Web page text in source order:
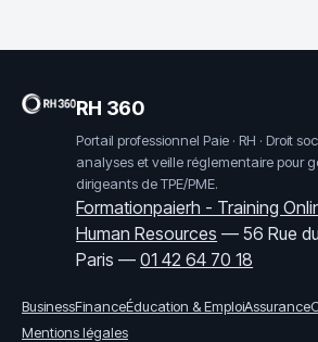
RH 360
Portail professionnel Paie · RH · Droit
analyses et veille réglementaire pour
dirigeants de TPE/PME.
Formationpaierh - Training
Human Resources —56 Rue
Paris —01 42 64 70 18
BusinessFinanceÉducation & EmploiAssurance
Mentions légales